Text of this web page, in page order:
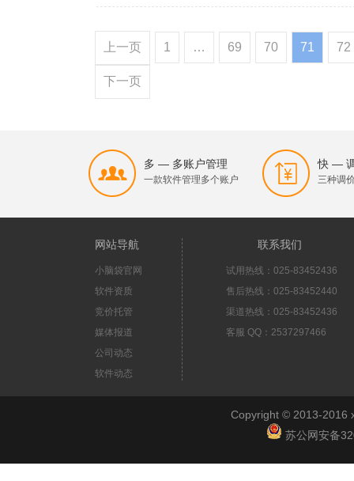
上一页 1 … 69 70 71 72
下一页
多 — 多账户管理
一款软件管理多个账户
快 —
三种调
网站导航
小脑袋官网
软件资质
竞价托管
媒体报道
公司动态
软件动态
联系我们
试用热线：025-83452436
售后热线：025-83452440
渠道热线：025-83452436
客服 QQ：2537297466
Copyright © 2013-2016
苏公网安备